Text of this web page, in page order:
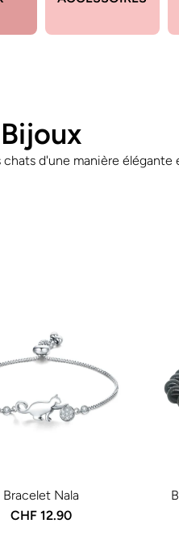
Bijoux
d'une manière
Bracelet Nala
CHF 12.90